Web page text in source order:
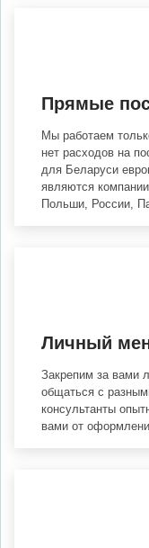
Прямые
Мы работаем
нет расходов на
для Беларуси
являются
Польши, России,
Личный
Закрепим за вами
общаться с
консультанты
вами от